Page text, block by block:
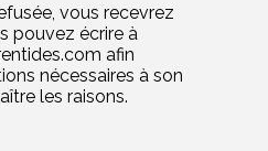
vous recevrez
pouvez écrire à
afin
nécessaires à son
les raisons.